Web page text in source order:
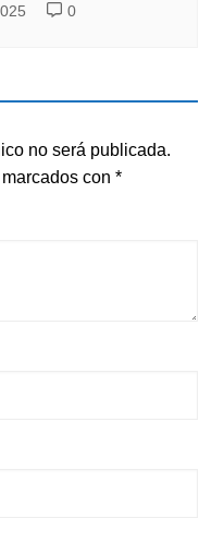
0
no será publicada.
con *